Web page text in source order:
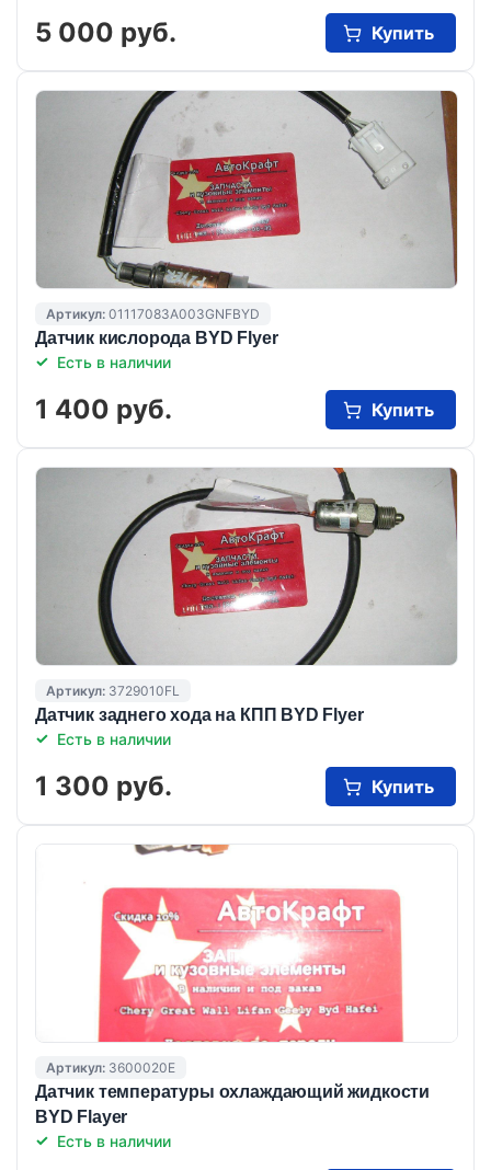
5 000 руб. Купить
Артикул: 01117083A003GNFBYD
Датчик кислорода BYD Flyer
Есть в наличии
1 400 руб. Купить
Артикул: 3729010FL
Датчик заднего хода на КПП BYD Flyer
Есть в наличии
1 300 руб. Купить
Артикул: 3600020E
Датчик температуры охлаждающий жидкости
BYD Flayer
Есть в наличии